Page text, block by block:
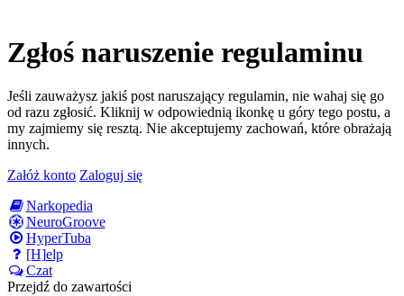
Zgłoś naruszenie regulaminu
Jeśli zauważysz jakiś post naruszający regulamin, nie wahaj się go
od razu zgłosić. Kliknij w odpowiednią ikonkę u góry tego postu, a
my zajmiemy się resztą. Nie akceptujemy zachowań, które obrażają
innych.
Załóż konto Zaloguj się
Narkopedia
NeuroGroove
HyperTuba
[H]elp
Czat
Przejdź do zawartości